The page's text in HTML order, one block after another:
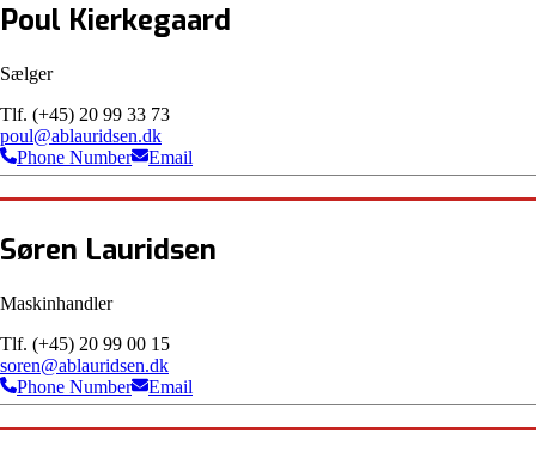
Poul Kierkegaard
Sælger
Tlf. (+45) 20 99 33 73
poul@ablauridsen.dk
Phone Number
Email
Søren Lauridsen
Maskinhandler
Tlf. (+45) 20 99 00 15
soren@ablauridsen.dk
Phone Number
Email